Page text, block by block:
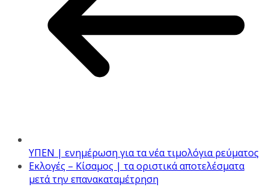
ΥΠΕΝ | ενημέρωση για τα νέα τιμολόγια ρεύματος
Εκλογές – Κίσαμος | τα οριστικά αποτελέσματα
μετά την επανακαταμέτρηση